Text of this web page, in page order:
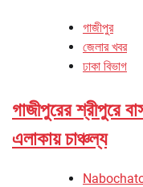
গাজীপুর
জেলার খবর
ঢাকা বিভাগ
গাজীপুরের শ্রীপুরে
এলাকায় চাঞ্চল্য